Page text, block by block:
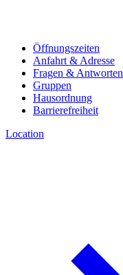
Öffnungszeiten
Anfahrt & Adresse
Fragen & Antworten
Gruppen
Hausordnung
Barrierefreiheit
Location